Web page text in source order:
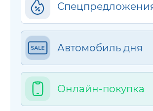
Автомобиль дня
Онлайн-покупка